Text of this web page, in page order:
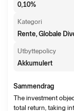
0,10%
Kategori
Utbyttepolicy
Akkumulert
Sammendrag
The investment
total return, taking